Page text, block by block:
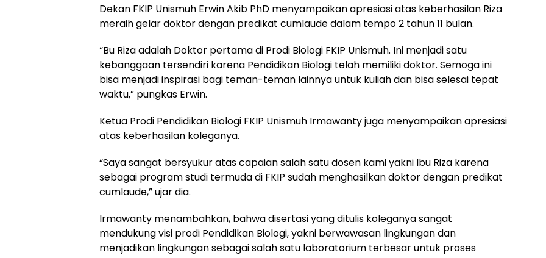
Dekan FKIP Unismuh Erwin Akib PhD menyampaikan apresiasi atas keberhasilan Riza
meraih gelar doktor dengan predikat cumlaude dalam tempo 2 tahun 11 bulan.
“Bu Riza adalah Doktor pertama di Prodi Biologi FKIP Unismuh. Ini menjadi satu
kebanggaan tersendiri karena Pendidikan Biologi telah memiliki doktor. Semoga ini
bisa menjadi inspirasi bagi teman-teman lainnya untuk kuliah dan bisa selesai tepat
waktu,” pungkas Erwin.
Ketua Prodi Pendidikan Biologi FKIP Unismuh Irmawanty juga menyampaikan apresiasi
atas keberhasilan koleganya.
“Saya sangat bersyukur atas capaian salah satu dosen kami yakni Ibu Riza karena
sebagai program studi termuda di FKIP sudah menghasilkan doktor dengan predikat
cumlaude,” ujar dia.
Irmawanty menambahkan, bahwa disertasi yang ditulis koleganya sangat
mendukung visi prodi Pendidikan Biologi, yakni berwawasan lingkungan dan
menjadikan lingkungan sebagai salah satu laboratorium terbesar untuk proses